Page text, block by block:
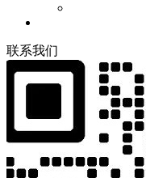
联系我们